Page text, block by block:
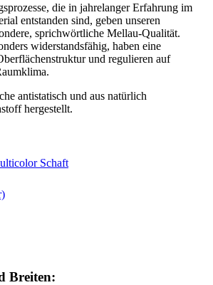
die in jahrelanger Erfahrung im
entstanden sind, geben unseren
sprichwörtliche Mellau-Qualität.
widerstandsfähig, haben eine
und regulieren auf
antistatisch und aus natürlich
hergestellt.
Schaft
Breiten: